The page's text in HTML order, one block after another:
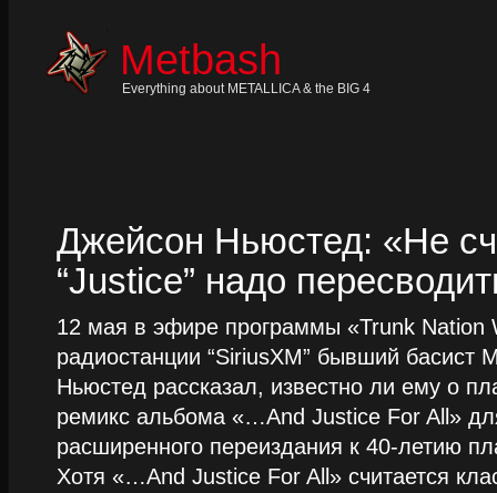
Metbash
Everything about METALLICA & the BIG 4
Джейсон Ньюстед: «Не
“Justice” надо
12 мая в эфире программы «Trunk Nation
радиостанции “SiriusXM” бывший басист
Ньюстед рассказал, известно ли ему о
ремикс альбома «…And Justice For All»
расширенного переиздания к 40-летию
Хотя «…And Justice For All» считается